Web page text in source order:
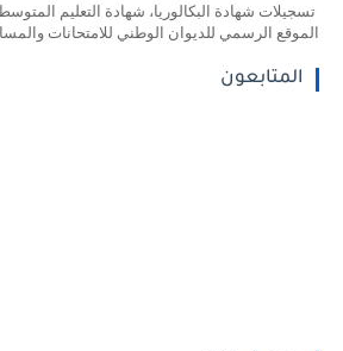
تسجيلات شهادة البكالوريا، شهادة التعليم المتوسط،
الموقع الرسمي للديوان الوطني للامتحانات
المتابعون